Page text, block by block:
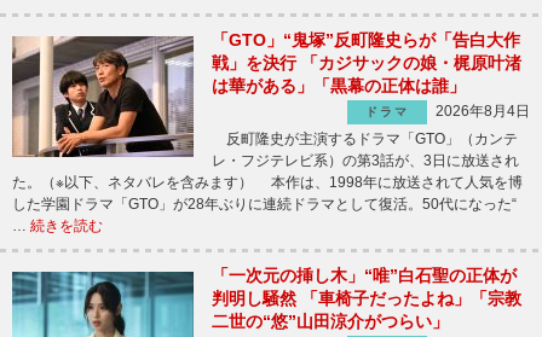
「GTO」“鬼塚”反町隆史らが「告白大作
戦」を決行 「カジサックの娘・梶原叶渚
は華がある」「黒幕の正体は誰」
ドラマ
2026年8月4日
反町隆史が主演するドラマ「GTO」（カンテ
レ・フジテレビ系）の第3話が、3日に放送され
た。（※以下、ネタバレを含みます） 本作は、1998年に放送されて人気を博
した学園ドラマ「GTO」が28年ぶりに連続ドラマとして復活。50代になった“
… 続きを読む
「一次元の挿し木」“唯”白石聖の正体が
判明し騒然 「車椅子だったよね」「宗教
二世の“悠”山田涼介がつらい」